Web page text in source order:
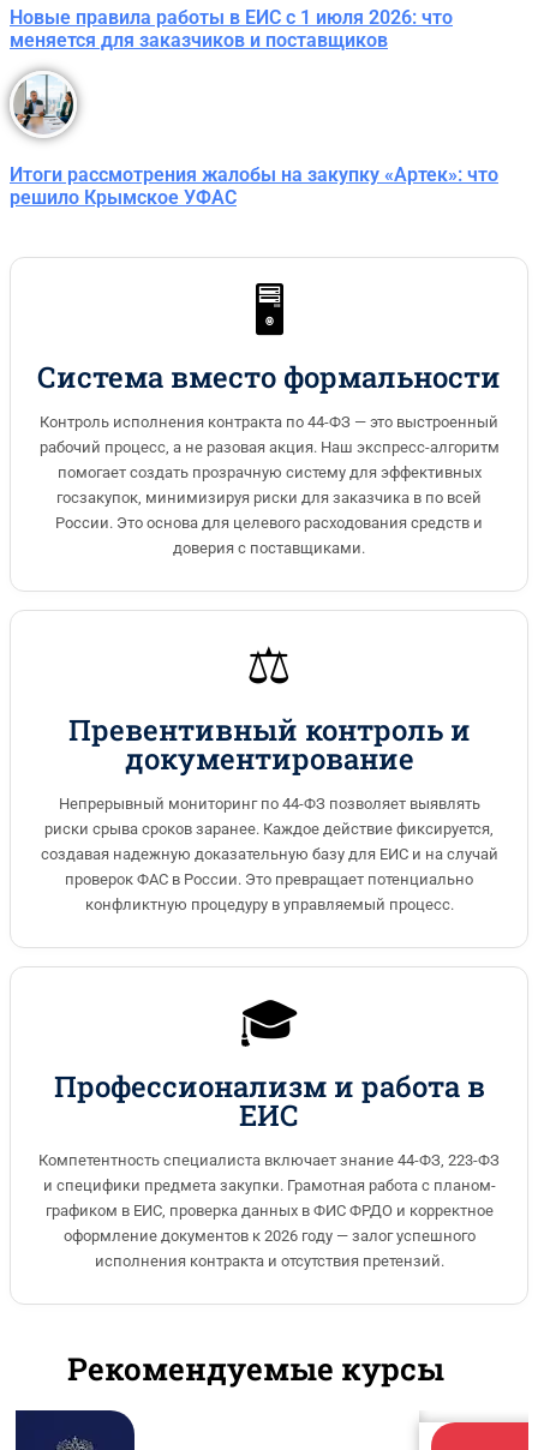
Новые правила работы в ЕИС с 1 июля 2026: что
меняется для заказчиков и поставщиков
Итоги рассмотрения жалобы на закупку «Артек»: что
решило Крымское УФАС
🖥️
Система вместо формальности
Контроль исполнения контракта по 44-ФЗ — это выстроенный
рабочий процесс, а не разовая акция. Наш экспресс-алгоритм
помогает создать прозрачную систему для эффективных
госзакупок, минимизируя риски для заказчика в по всей
России. Это основа для целевого расходования средств и
доверия с поставщиками.
⚖️
Превентивный контроль и
документирование
Непрерывный мониторинг по 44-ФЗ позволяет выявлять
риски срыва сроков заранее. Каждое действие фиксируется,
создавая надежную доказательную базу для ЕИС и на случай
проверок ФАС в России. Это превращает потенциально
конфликтную процедуру в управляемый процесс.
🎓
Профессионализм и работа в
ЕИС
Компетентность специалиста включает знание 44-ФЗ, 223-ФЗ
и специфики предмета закупки. Грамотная работа с планом-
графиком в ЕИС, проверка данных в ФИС ФРДО и корректное
оформление документов к 2026 году — залог успешного
исполнения контракта и отсутствия претензий.
Рекомендуемые курсы